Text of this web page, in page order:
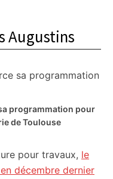
Augustins
programmation pour
de Toulouse
pour travaux, le
décembre dernier